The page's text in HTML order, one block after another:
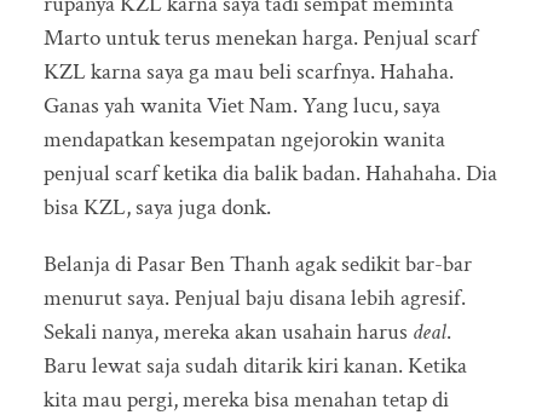
Marto untuk terus menekan harga. Penjual scarf
KZL karna saya ga mau beli scarfnya. Hahaha.
Ganas yah wanita Viet Nam. Yang lucu, saya
mendapatkan kesempatan ngejorokin wanita
penjual scarf ketika dia balik badan. Hahahaha. Dia
bisa KZL, saya juga donk.
Belanja di Pasar Ben Thanh agak sedikit bar-bar
menurut saya. Penjual baju disana lebih agresif.
Sekali nanya, mereka akan usahain harus deal.
Baru lewat saja sudah ditarik kiri kanan. Ketika
kita mau pergi, mereka bisa menahan tetap di